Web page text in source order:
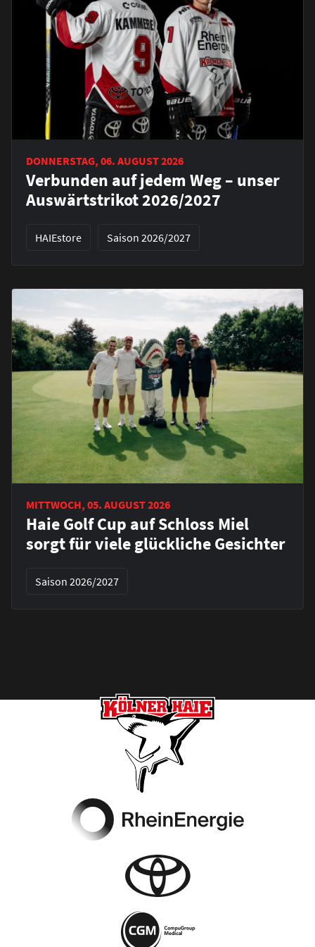
DONNERSTAG, 06. AUGUST 2026
Verbunden auf jedem Weg – unser
Auswärtstrikot 2026/2027
HAIEstore Saison 2026/2027
MITTWOCH, 05. AUGUST 2026
Haie Golf Cup auf Schloss Miel
sorgt für viele glückliche Gesichter
Saison 2026/2027